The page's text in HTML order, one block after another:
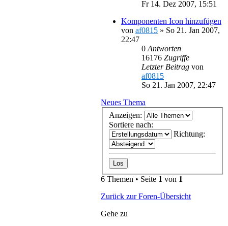
Fr 14. Dez 2007, 15:51
Komponenten Icon hinzufügen
von af0815 » So 21. Jan 2007,
22:47
0 Antworten
16176 Zugriffe
Letzter Beitrag von
af0815
So 21. Jan 2007, 22:47
Neues Thema
Anzeigen:
Sortiere nach:
Richtung:
6 Themen • Seite 1 von 1
Zurück zur Foren-Übersicht
Gehe zu